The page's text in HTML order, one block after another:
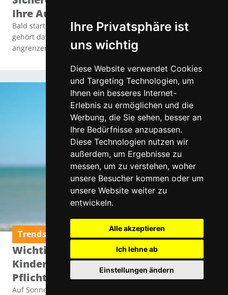
Ihre Privatsphäre ist
uns wichtig
Diese Website verwendet Cookies
und Targeting Technologien, um
Ihnen ein besseres Internet-
Erlebnis zu ermöglichen und die
Werbung, die Sie sehen, besser an
Ihre Bedürfnisse anzupassen.
Diese Technologien nutzen wir
außerdem, um Ergebnisse zu
messen, um zu verstehen, woher
unsere Besucher kommen oder um
unsere Website weiter zu
entwickeln.
Alle akzeptieren
Ich lehne ab
Einstellungen ändern
Ihre Augen auf langen Strecken
Bald startet die Urlaubszeit! Für viele Österreicher:innen
gehört das Auto zum beliebtesten Reisemittel, um in
angrenzende Länder zu fahren.
Trends & Neuigkeiten
Wichtiger Sonnenschutz für
Kinderaugen: Warum eine Sonnenbrille
Pflicht ist
Auf Sonnencreme und Kopfbedeckung achten die meisten